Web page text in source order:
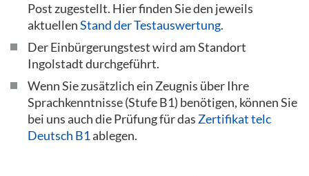
Post zugestellt. Hier finden Sie den jeweils
aktuellenStand der Testauswertung.
Der Einbürgerungstest wird am Standort
Ingolstadt durchgeführt.
Wenn Sie zusätzlich ein Zeugnis über Ihre
Sprachkenntnisse (Stufe B1) benötigen, können Sie
bei uns auch die Prüfung für das Zertifikat telc
Deutsch B1ablegen.